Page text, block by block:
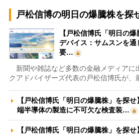
戸松信博の明日の爆騰株を探
【戸松信博氏「明日の
デバイス：サムスンを
要…
新聞や雑誌など多数の金融メディアに
クアドバイザーズ代表の戸松信博氏が、
【戸松信博氏「明日の爆騰株」を探
端半導体の製造に不可欠な検査装…
【戸松信博氏「明日の爆騰株」を探